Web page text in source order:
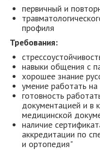
первичный и
профиля
Требования:
навыки общения с
хорошее знание
умение работать
готовность
документацией и в
медицинской
наличие
аккредитации по
и ортопедия"